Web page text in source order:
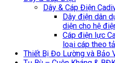
Dây & Cáp Điện
Dây điện dân
diện cho hệ
Cáp điện lực
loại cáp theo
Thiết Bị Đo Lường và Bảo